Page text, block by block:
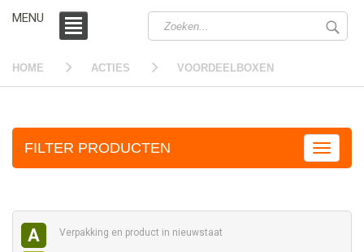
MENU
HOME ACTIES VOORDEELBOXEN
FILTER PRODUCTEN
A Verpakking en product in nieuwstaat